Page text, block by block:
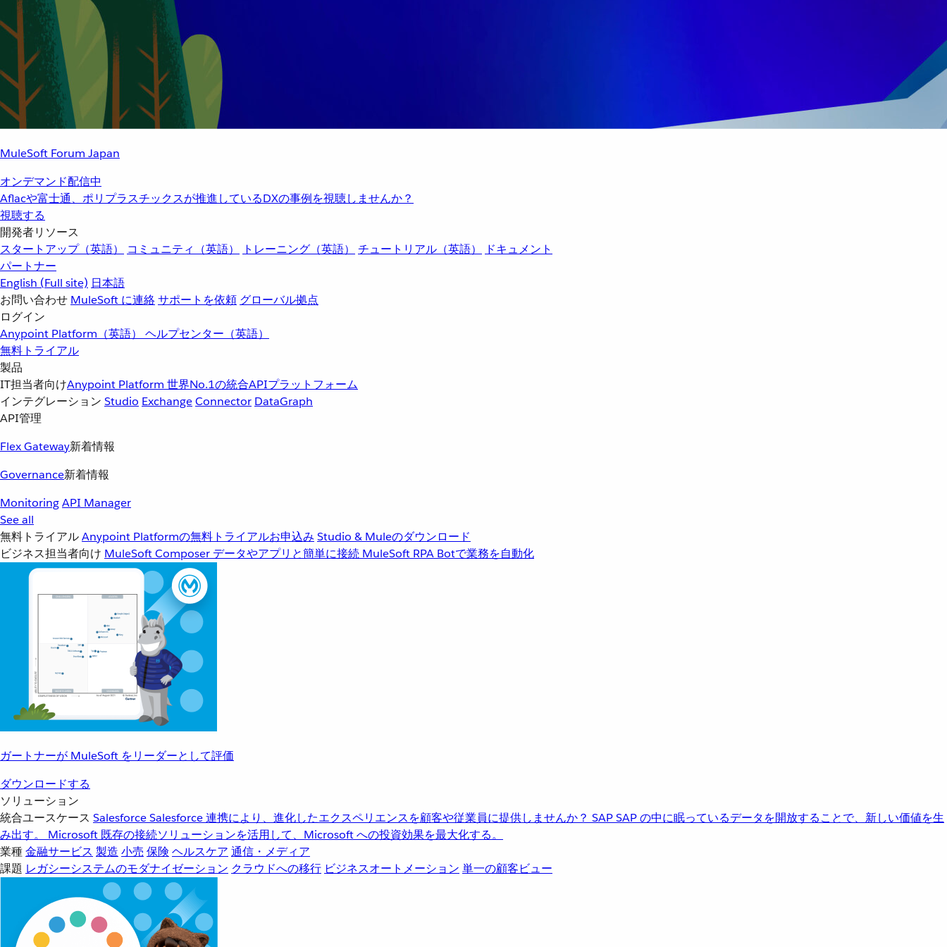
MuleSoft Forum Japan
オンデマンド配信中
Aflacや富士通、ポリプラスチックスが推進しているDXの事例を視聴しませんか？
視聴する
開発者リソース
スタートアップ（英語）
コミュニティ（英語） トレーニング（英語） チュートリアル（英語）
ドキュメント
パートナー
English (Full site) 日本語
お問い合わせ MuleSoft に連絡サポートを依頼 グローバル拠点
ログイン
Anypoint Platform（英語） ヘルプセンター（英語）
無料トライアル
製品
IT担当者向けAnypoint Platform 世界No.1の統合APIプラットフォーム
インテグレーション Studio ExchangeConnector DataGraph
API管理
Flex Gateway新着情報
Governance新着情報
MonitoringAPI Manager
See all
無料トライアルAnypoint Platformの無料トライアルお申込み Studio & Muleのダウンロード
ビジネス担当者向け MuleSoft Composer データやアプリと簡単に接続 MuleSoft RPA Botで業務を自動化
ガートナーが MuleSoft をリーダーとして評価
ダウンロードする
ソリューション
統合ユースケース SalesforceSalesforce 連携により、進化したエクスペリエンスを顧客や従業員に提供しませんか？ SAPSAP の中に眠っているデータを開放することで、新しい価値を生
み出す。
Microsoft 既存の接続ソリューションを活用して、Microsoft への投資効果を最大化する。
業種金融サービス 製造 小売 保険 ヘルスケア 通信・メディア
課題 レガシーシステムのモダナイゼーション クラウドへの移行 ビジネスオートメーション 単一の顧客ビュー